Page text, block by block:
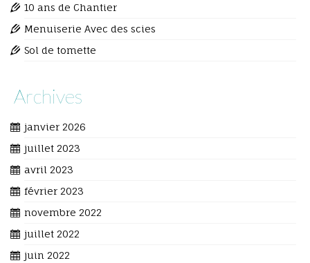
10 ans de Chantier
Menuiserie Avec des scies
Sol de tomette
Archives
janvier 2026
juillet 2023
avril 2023
février 2023
novembre 2022
juillet 2022
juin 2022